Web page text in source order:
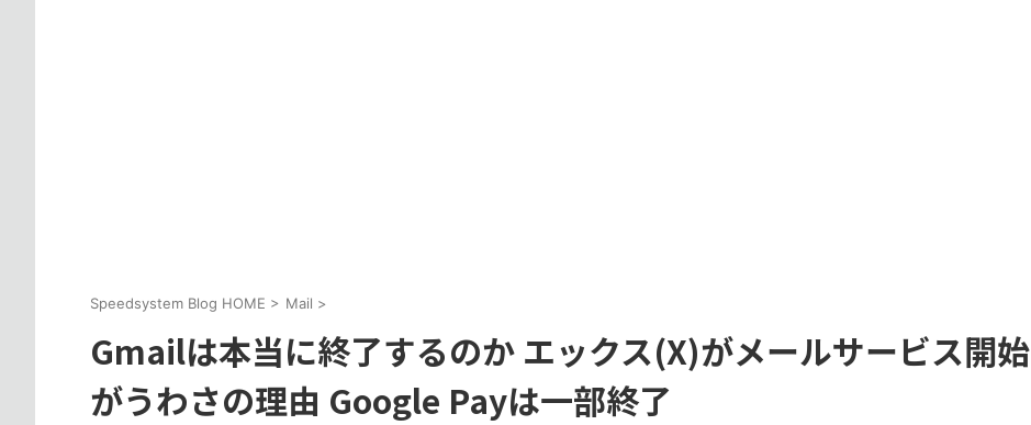
Speedsystem Blog HOME > Mail >
Gmailは本当に終了するのか エックス(X)がメールサービス開始
がうわさの理由 Google Payは一部終了